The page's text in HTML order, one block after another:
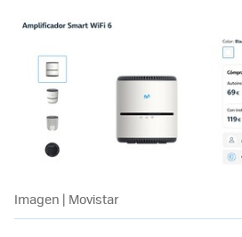
Imagen | Movistar